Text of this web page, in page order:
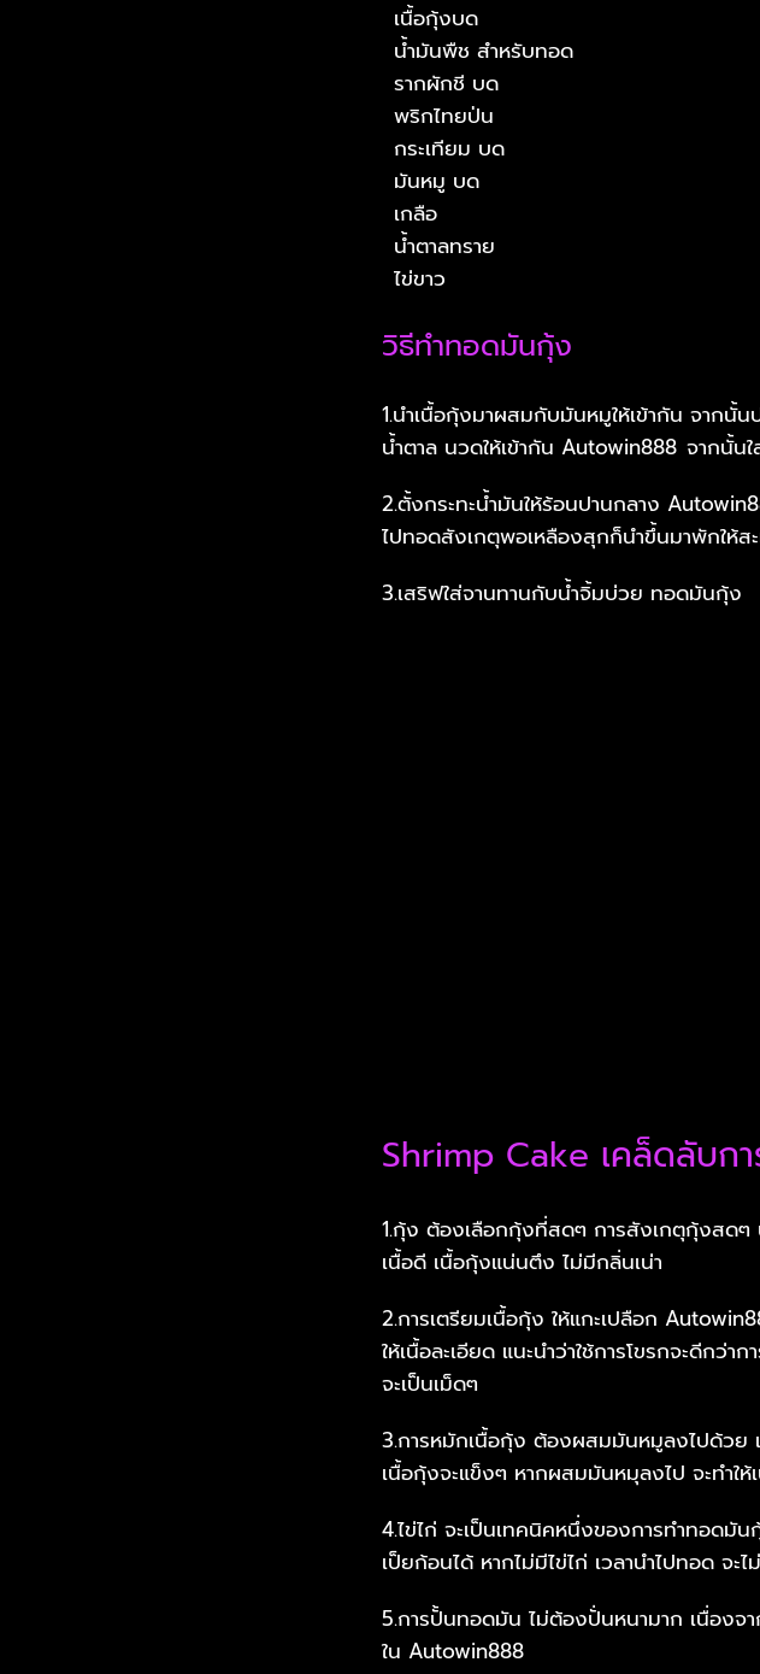
เนื้อกุ้งบด
น้ำมันพืช สำหรับทอด
รากผักชี บด
พริกไทยป่น
กระเทียม บด
มันหมู บด
เกลือ
น้ำตาลทราย
ไข่ขาว
วิธีทำทอดมันกุ้ง
1.นำเนื้อกุ้งมาผสมกับมันหมูให้เข้ากัน จากนั้
น้ำตาล นวดให้เข้ากัน Autowin888 จากนั้น
2.ตั้งกระทะน้ำมันให้ร้อนปานกลาง
ไปทอดสังเกตุพอเหลืองสุกก็นำขึ้นมาพักให้ส
3.เสริฟใส่จานทานกับน้ำจิ้มบ่วย ทอดมันกุ้ง
Shrimp Cake เคล็ดลับก
1.กุ้ง ต้องเลือกกุ้งที่สดๆ การสังเกตุกุ้งส
เนื้อดี เนื้อกุ้งแน่นตึง ไม่มีกลิ่นเน่า
2.การเตรียมเนื้อกุ้ง ให้แกะเปลือก
ให้เนื้อละเอียด แนะนำว่าใช้การโขรกจะดีกว่
จะเป็นเม็ดๆ
3.การหมักเนื้อกุ้ง ต้องผสมมันหมูลงไปด้วย
เนื้อกุ้งจะแข็งๆ หากผสมมันหมุลงไป จะทำใ
4.ไข่ไก่ จะเป็นเทคนิคหนึ่งของการทำทอด
เป็ยก้อนได้ หากไม่มีไข่ไก่ เวลานำไปทอด จะ
5.การปั้นทอดมัน ไม่ต้องปั่นหนามาก เนื่องจ
ใน Autowin888